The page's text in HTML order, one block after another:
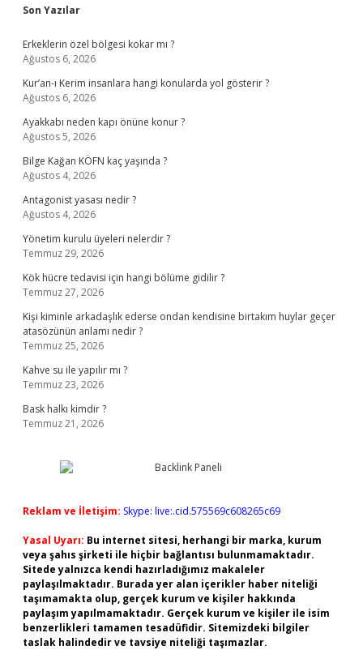
Sidebar
Son Yazılar
Erkeklerin özel bölgesi kokar mı ?
Ağustos 6, 2026
Kur’an-ı Kerim insanlara hangi konularda yol gösterir ?
Ağustos 6, 2026
Ayakkabı neden kapı önüne konur ?
Ağustos 5, 2026
Bilge Kağan KÖFN kaç yaşında ?
Ağustos 4, 2026
Antagonist yasası nedir ?
Ağustos 4, 2026
Yönetim kurulu üyeleri nelerdir ?
Temmuz 29, 2026
Kök hücre tedavisi için hangi bölüme gidilir ?
Temmuz 27, 2026
Kişi kiminle arkadaşlık ederse ondan kendisine birtakım huylar geçer
atasözünün anlamı nedir ?
Temmuz 25, 2026
Kahve su ile yapılır mı ?
Temmuz 23, 2026
Bask halkı kimdir ?
Temmuz 21, 2026
Reklam ve İletişim: Skype: live:.cid.575569c608265c69
Yasal Uyarı: Bu internet sitesi, herhangi bir marka, kurum
veya şahıs şirketi ile hiçbir bağlantısı bulunmamaktadır.
Sitede yalnızca kendi hazırladığımız makaleler
paylaşılmaktadır. Burada yer alan içerikler haber niteliği
taşımamakta olup, gerçek kurum ve kişiler hakkında
paylaşım yapılmamaktadır. Gerçek kurum ve kişiler ile isim
benzerlikleri tamamen tesadüfidir. Sitemizdeki bilgiler
taslak halindedir ve tavsiye niteliği taşımazlar.